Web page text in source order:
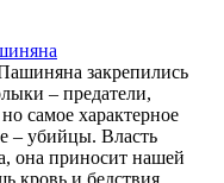
закрепились
– предатели,
самое характерное
– убийцы. Власть
она приносит нашей
кровь и бедствия.